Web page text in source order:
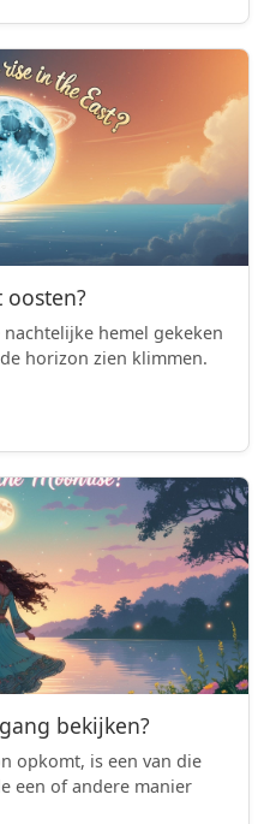
hemel gekeken
horizon zien klimmen.
bekijken?
opkomt, is een van die
een of andere manier